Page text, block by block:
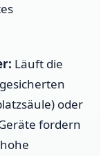
Läuft die
oder
fordern